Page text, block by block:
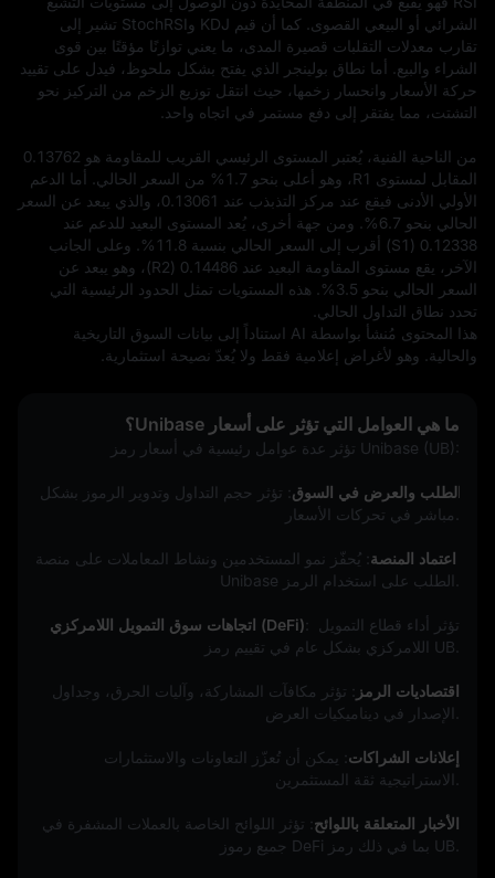
تحدد نطاق التداول الحالي.
والحالية. وهو لأغراض إعلامية فقط ولا يُعدّ نصيحة استثمارية.
ما هي العوامل التي تؤثر على أسعار Unibase؟
تؤثر عدة عوامل رئيسية في أسعار رمز Unibase (UB):
الطلب والعرض في السوق
اعتماد المنصة: يُحفّز نمو المستخدمين ونشاط المعاملات على منصة
اتجاهات سوق التمويل اللامركزي (DeFi): تؤثر أداء قطاع التمويل
اللامركزي بشكل عام في تقييم رمز UB.
اقتصاديات الرمز
إعلانات الشراكات
الأخبار المتعلقة باللوائح
جميع رموز DeFi بما في ذلك رمز UB.